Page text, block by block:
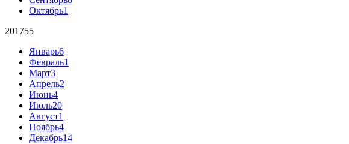
Октябрь1
201755
Январь6
Февраль1
Март3
Апрель2
Июнь4
Июль20
Август1
Ноябрь4
Декабрь14